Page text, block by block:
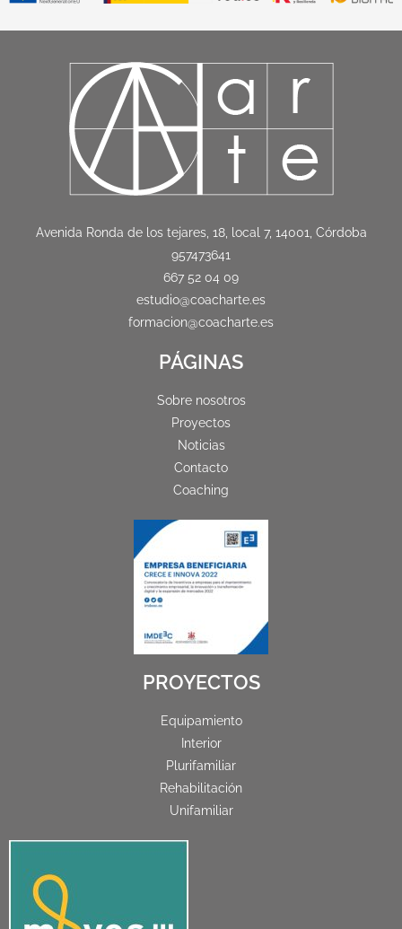
PROYECTOS
Equipamiento
Interior
Plurifamiliar
Rehabilitación
Unifamiliar
Avenida Ronda de los tejares, 18, local 7, 14001, Córdoba
957473641
667 52 04 09
estudio@coacharte.es
formacion@coacharte.es
PÁGINAS
Sobre nosotros
Proyectos
Noticias
Contacto
Coaching